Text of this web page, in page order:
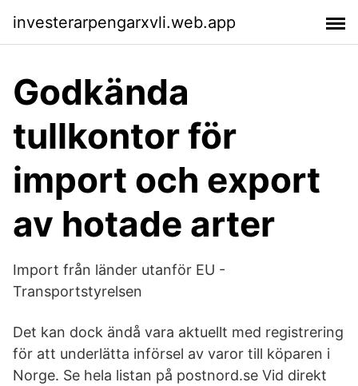
investerarpengarxvli.web.app
Godkända
tullkontor för
import och export
av hotade arter
Import från länder utanför EU -
Transportstyrelsen
Det kan dock ändå vara aktuellt med registrering
för att underlätta införsel av varor till köparen i
Norge. Se hela listan på postnord.se Vid direkt